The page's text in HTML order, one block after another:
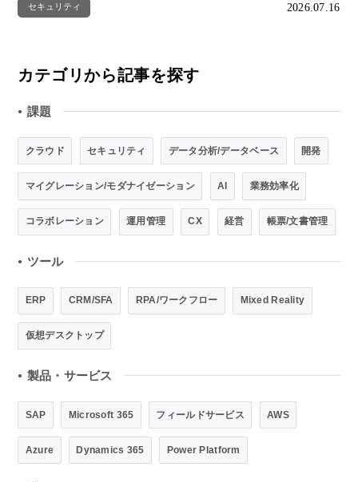
セキュリティ 2026.07.16
カテゴリから記事を探す
● 課題
クラウド セキュリティ データ分析/データベース 開発
マイグレーション/モダナイゼーション AI 業務効率化
コラボレーション 運用管理 CX 経営 帳票/文書管理
● ツール
ERP CRM/SFA RPA/ワークフロー Mixed Reality
仮想デスクトップ
● 製品・サービス
SAP Microsoft 365 フィールドサービス AWS
Azure Dynamics 365 Power Platform